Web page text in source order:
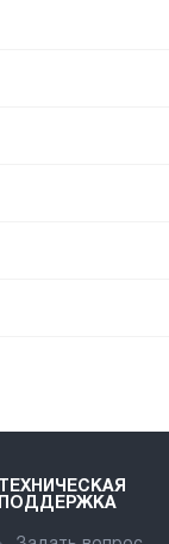
ТЕХНИЧЕСКАЯ
ПОДДЕРЖКА